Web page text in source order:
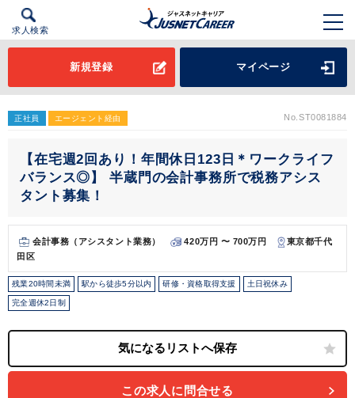
求人検索
新規登録 マイページ
正社員 エージェント経由 No.ST0081884
【在宅週2回あり！年間休日123日＊ワークライフ
バランス◎】 半蔵門の会計事務所で税務アシス
タント募集！
会計事務（アシスタント業務） 420万円 〜 700万円
東京都千代
田区
残業20時間未満 駅から徒歩5分以内 研修・資格取得支援 土日祝休み
完全週休2日制
この求人に問合せる